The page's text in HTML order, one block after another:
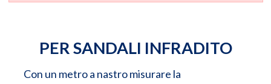
PER SANDALI INFRADITO
Con un metro a nastro misurare la